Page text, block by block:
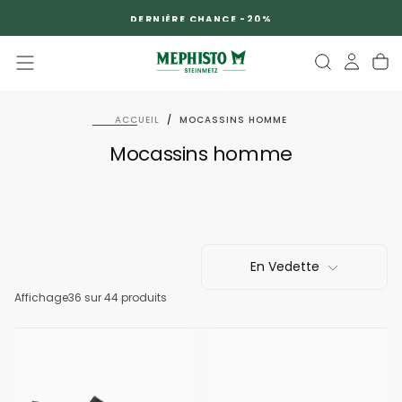
DERNIÈRE CHANCE -20%
ACCUEIL / MOCASSINS HOMME
Mocassins homme
En Vedette
Affichage36 sur 44 produits